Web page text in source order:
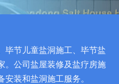
毕节儿童盐洞施工、毕节盐
。公司盐屋装修及盐疗房施
装和盐洞施工服务。